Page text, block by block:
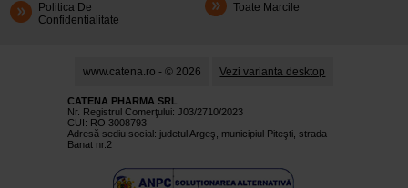
Politica De
Confidentialitate
Toate Marcile
www.catena.ro - © 2026 Vezi varianta desktop
CATENA PHARMA SRL
Nr. Registrul Comerţului: J03/2710/2023
CUI: RO 3008793
Adresă sediu social: judetul Argeş, municipiul Piteşti, strada
Banat nr.2